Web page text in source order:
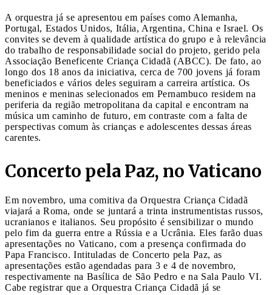
A orquestra já se apresentou em países como Alemanha,
Portugal, Estados Unidos, Itália, Argentina, China e Israel. Os
convites se devem à qualidade artística do grupo e à relevância
do trabalho de responsabilidade social do projeto, gerido pela
Associação Beneficente Criança Cidadã (ABCC). De fato, ao
longo dos 18 anos da iniciativa, cerca de 700 jovens já foram
beneficiados e vários deles seguiram a carreira artística. Os
meninos e meninas selecionados em Pernambuco residem na
periferia da região metropolitana da capital e encontram na
música um caminho de futuro, em contraste com a falta de
perspectivas comum às crianças e adolescentes dessas áreas
carentes.
Concerto pela Paz, no Vaticano
Em novembro, uma comitiva da Orquestra Criança Cidadã
viajará a Roma, onde se juntará a trinta instrumentistas russos,
ucranianos e italianos. Seu propósito é sensibilizar o mundo
pelo fim da guerra entre a Rússia e a Ucrânia. Eles farão duas
apresentações no Vaticano, com a presença confirmada do
Papa Francisco. Intituladas de Concerto pela Paz, as
apresentações estão agendadas para 3 e 4 de novembro,
respectivamente na Basílica de São Pedro e na Sala Paulo VI.
Cabe registrar que a Orquestra Criança Cidadã já se